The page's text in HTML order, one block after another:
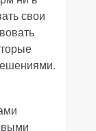
свои